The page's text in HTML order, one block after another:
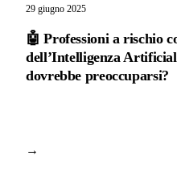
29 giugno 2025
🤖 Professioni a rischio
dell’Intelligenza
dovrebbe preoccuparsi?
→